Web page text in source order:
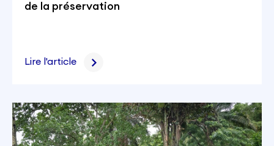
de la préservation
Lire l'article